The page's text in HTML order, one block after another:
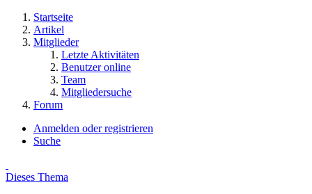
Startseite
Artikel
Mitglieder
Letzte Aktivitäten
Benutzer online
Team
Mitgliedersuche
Forum
Anmelden oder registrieren
Suche
Dieses Thema